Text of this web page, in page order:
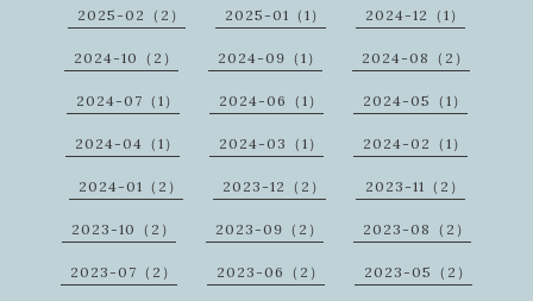
2025-02（2） 2025-01（1） 2024-12（1）
2024-10（2） 2024-09（1） 2024-08（2）
2024-07（1） 2024-06（1） 2024-05（1）
2024-04（1） 2024-03（1） 2024-02（1）
2024-01（2） 2023-12（2） 2023-11（2）
2023-10（2） 2023-09（2） 2023-08（2）
2023-07（2） 2023-06（2） 2023-05（2）